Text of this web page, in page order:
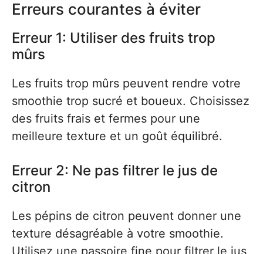
Erreurs courantes à éviter
Erreur 1: Utiliser des fruits trop
mûrs
Les fruits trop mûrs peuvent rendre votre
smoothie trop sucré et boueux. Choisissez
des fruits frais et fermes pour une
meilleure texture et un goût équilibré.
Erreur 2: Ne pas filtrer le jus de
citron
Les pépins de citron peuvent donner une
texture désagréable à votre smoothie.
Utilisez une passoire fine pour filtrer le jus